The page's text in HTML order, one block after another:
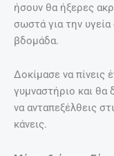
ήσουν θα ήξερες
σωστά για την
βδομάδα.
Δοκίμασε να πίνεις
γυμναστήριο και θα
να ανταπεξέλθεις
κάνεις.